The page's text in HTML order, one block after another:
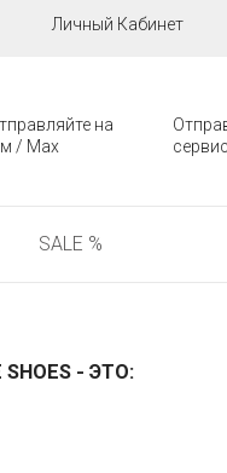
Личный Кабинет
на
/ Мах
SALE %
SHOES - ЭТО: